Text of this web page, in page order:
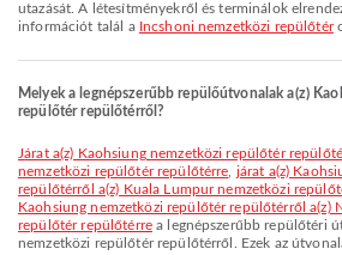
utazását. A létesítményekről és terminálok
információt talál a Incshoni nemzetközi repülőtér
Melyek a legnépszerűbb repülőútvonalak a(z)
repülőtér repülőtérről?
járat a(z) Kaohsiung nemzetközi repülőtér repülőtérről a(z) Ószaka Kansai
nemzetközi repülőtér repülőtérre járat a(z)
repülőtérről a(z) Kuala Lumpur nemzetközi
Kaohsiung nemzetközi repülőtér repülőtérről a(z)
repülőtér repülőtérrea legnépszerűbb repülőtéri
nemzetközi repülőtér repülőtérről. Ezek az